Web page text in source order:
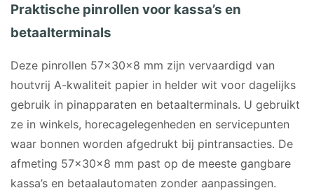
Praktische pinrollen voor kassa’s en
betaalterminals
Deze pinrollen 57x30x8 mm zijn vervaardigd van
houtvrij A-kwaliteit papier in helder wit voor dagelijks
gebruik in pinapparaten en betaalterminals. U gebruikt
ze in winkels, horecagelegenheden en servicepunten
waar bonnen worden afgedrukt bij pintransacties. De
afmeting 57x30x8 mm past op de meeste gangbare
kassa’s en betaalautomaten zonder aanpassingen.